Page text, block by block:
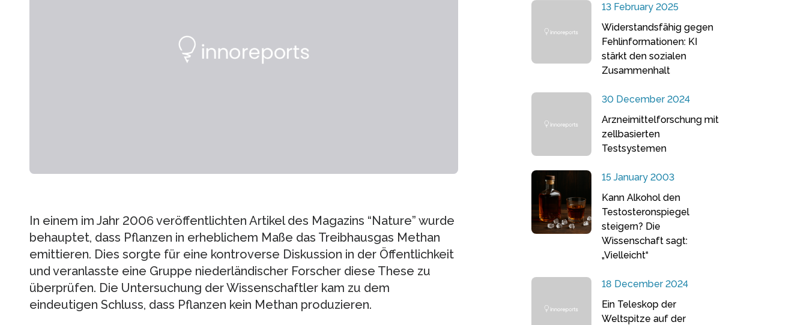
In einem im Jahr 2006 veröffentlichten Artikel des Magazins “Nature” wurde
behauptet, dass Pflanzen in erheblichem Maße das Treibhausgas Methan
emittieren. Dies sorgte für eine kontroverse Diskussion in der Öffentlichkeit
und veranlasste eine Gruppe niederländischer Forscher diese These zu
überprüfen. Die Untersuchung der Wissenschaftler kam zu dem
eindeutigen Schluss, dass Pflanzen kein Methan produzieren.
13 February 2025
Widerstandsfähig gegen
Fehlinformationen: KI
stärkt den sozialen
Zusammenhalt
30 December 2024
Arzneimittelforschung mit
zellbasierten
Testsystemen
15 January 2003
Kann Alkohol den
Testosteronspiegel
steigern? Die
Wissenschaft sagt:
„Vielleicht“
18 December 2024
Ein Teleskop der
Weltspitze auf der